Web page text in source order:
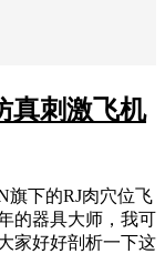
真刺激飞机
旗下的RJ肉穴位飞
的器具大师，我可
家好好剖析一下这